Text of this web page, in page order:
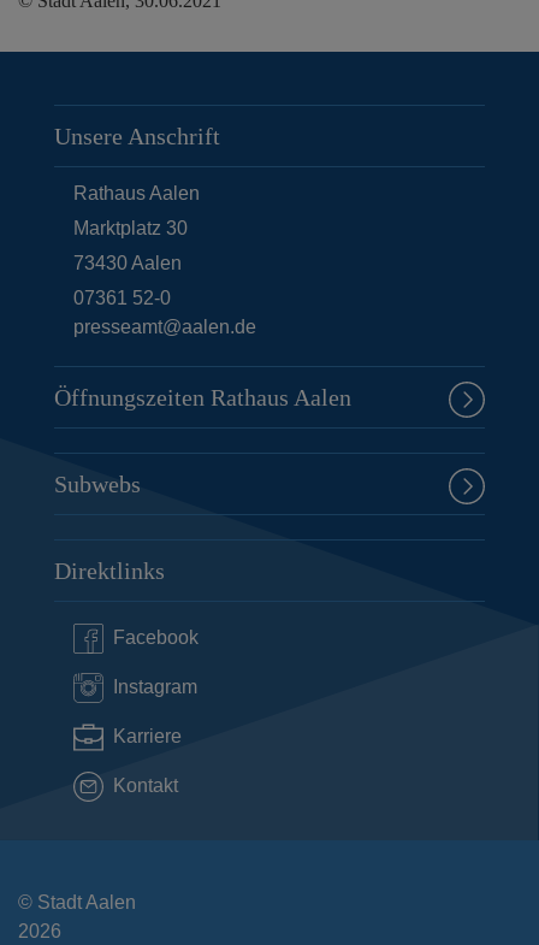
Unsere Anschrift
Rathaus Aalen
Marktplatz 30
73430Aalen
07361 52-0
presseamt@aalen.de
Öffnungszeiten Rathaus Aalen
Subwebs
Direktlinks
Facebook
Instagram
Karriere
Kontakt
© Stadt Aalen
2026